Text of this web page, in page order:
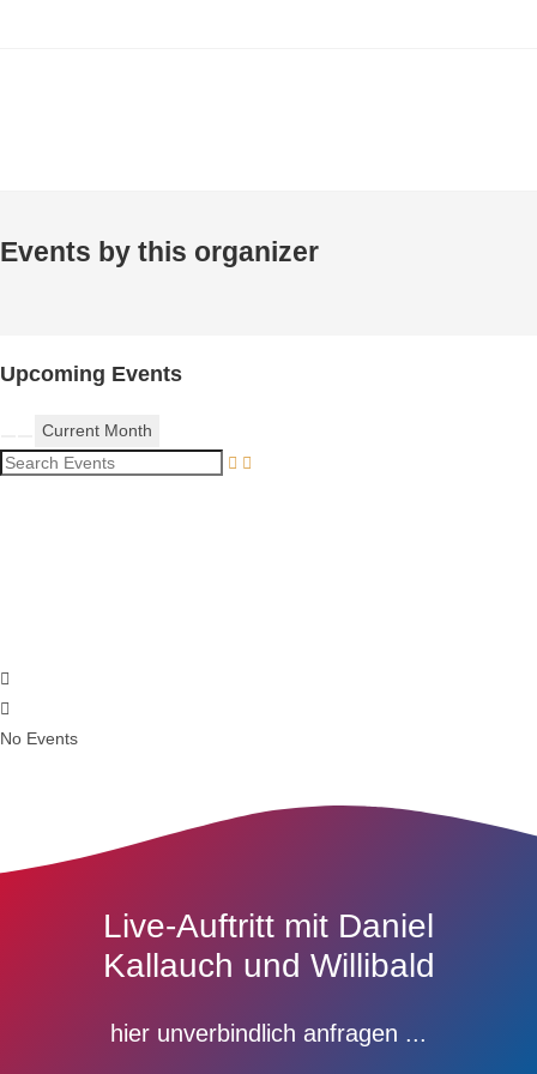
Events by this organizer
Upcoming Events
Current Month
Search Events
No Events
Live-Auftritt mit Daniel
Kallauch und Willibald
hier unverbindlich anfragen ...